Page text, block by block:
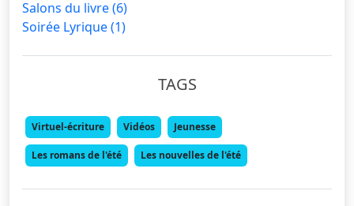
Salons du livre(6)
Soirée Lyrique(1)
TAGS
Virtuel-écriture Vidéos Jeunesse
Les romans de l'été Les nouvelles de l'été